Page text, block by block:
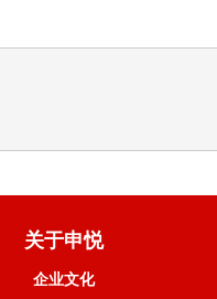
关于申悦
企业文化